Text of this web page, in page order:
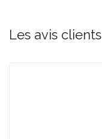
Les avis clients